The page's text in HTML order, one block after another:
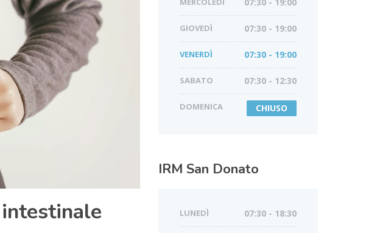
GIOVEDÌ 07:30 - 19:00
VENERDÌ 07:30 - 19:00
SABATO 07:30 - 12:30
DOMENICA CHIUSO
IRM San Donato
LUNEDÌ 07:30 - 18:30